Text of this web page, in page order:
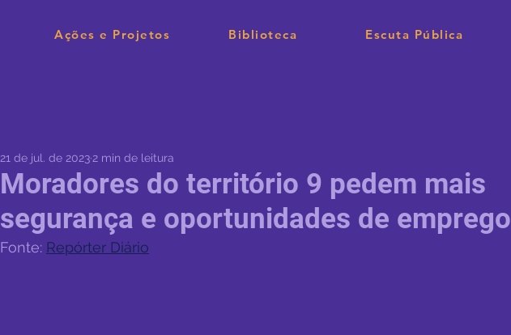
Ações e Projetos Biblioteca Escuta Pública
Moradores do território 9 pedem mais
segurança e oportunidades de emprego
21 de jul. de 2023 2 min de leitura
Fonte: Repórter Diário